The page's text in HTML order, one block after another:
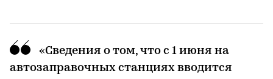
«Сведения о том, что с 1 июня на
автозаправочных станциях вводится